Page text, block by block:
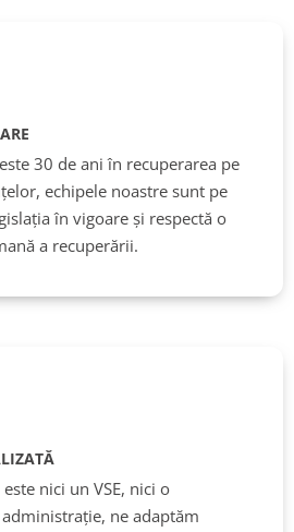
30 de ani în recuperarea pe
echipele noastre sunt pe
în vigoare și respectă o
a recuperării.
nici un VSE, nici o
ne adaptăm